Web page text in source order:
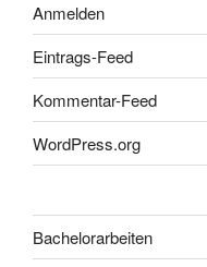
Anmelden
Eintrags-Feed
Kommentar-Feed
WordPress.org
Bachelorarbeiten